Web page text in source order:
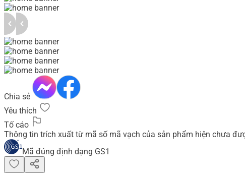
Chia sẻ
Yêu thích
Tố cáo
Thông tin trích xuất từ mã số mã vạch của sản phẩm hiện chưa
Mã đúng định dạng GS1